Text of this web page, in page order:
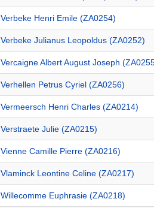
Verbeke Henri Emile (ZA0254)
Verbeke Julianus Leopoldus (ZA0252)
Vercaigne Albert August Joseph
Verhellen Petrus Cyriel (ZA0256)
Vermeersch Henri Charles (ZA0214)
Verstraete Julie (ZA0215)
Vienne Camille Pierre (ZA0216)
Vlaminck Leontine Celine (ZA0217)
Willecomme Euphrasie (ZA0218)